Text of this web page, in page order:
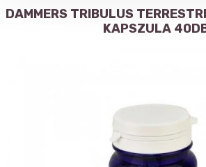
DAMMERS TRIBULUS
KAPSZULA